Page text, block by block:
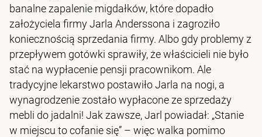
banalne zapalenie migdałków, które dopadło
założyciela firmy Jarla Anderssona i zagroziło
koniecznością sprzedania firmy. Albo gdy problemy z
przepływem gotówki sprawiły, że właścicieli nie było
stać na wypłacenie pensji pracownikom. Ale
tradycyjne lekarstwo postawiło Jarla na nogi, a
wynagrodzenie zostało wypłacone ze sprzedaży
mebli do jadalni! Jak zawsze, Jarl powiadał: „Stanie
w miejscu to cofanie się” – więc walka pomimo